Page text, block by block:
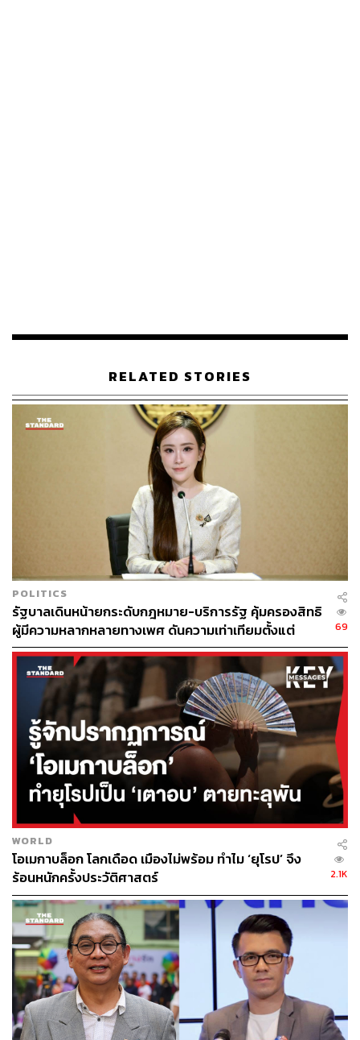
ไหว และเป็นประเด็นที่ได้เปลี่ยนแปลงไปของสังคม
และอาจส่งผลกระทบถึงนักเรียนที่มีความหลากหลายทางเพศ
ที่จะมีทัศนคติในแง่ลบต่อตัวเอง เกิดปมด้อย และสร้างความ
ตกต่ำด้านการเห็นคุณค่าในตัวเอง ด้วยคำคำนี้ถูกใช้โดย
บุคคลระดับผู้เป็นศาสนจารย์ และมีสมาคมผู้ปกครองและครู
รวมถึงโรงเรียนให้การรับรอง และสร้างความแตกแยกในหมู่
นักเรียนที่อาจนำไปสู่การกลั่นแกล้งคนที่แตกต่างหลากหลาย
โดยทางภาคีฯ ยังเรียกร้องให้โรงเรียนชี้แจงเหตุผล และที่มา
ที่ไปรวมถึงกระบวนการคิดในการจัดสัมมนาครั้งนี้ เพื่อความ
เข้าใจที่ถูกต้อง
ทั้งนี้ในแถลงการณ์ยังระบุด้วยว่า ก่อนหน้านี้ทางสถาบันดัง
กล่าวเคยจัดสัมมนาหัวข้อในประเด็นใกล้เคียงกันมาก่อน เช่น
‘เลี้ยงลูกอย่างไรให้เป็นผู้ชาย’ ซึ่งได้สร้างข้อกังขาในหมู่ผู้ที่
ทำงานด้านสิทธิมนุษยชนอย่างมากเกี่ยวกับแนวทางการ
ให้การศึกษาและทัศนคติของสถาบันเก่าแก่แห่งนี้
ด้านผู้อำนวยการโรงเรียนดังกล่าวได้ออกจดหมายขอแสดง
ความเสียใจต่อการจัดงานสัมมนาดังกล่าวแล้ว โดยยืนยันว่า
วัตถุประสงค์ของกิจกรรมนี้คือการแลกเปลี่ยนประสบการณ์
ในหัวข้อต่างๆ ร่วมกัน เพื่อสร้างลูกหลานของเราให้เป็นคนดี
รู้จักรัก เสียสละส่วนตนเพื่อส่วนรวม และเรียนรู้ในการพัฒนา
ลูกหลานให้ถูกทาง พร้อมให้สัญญาว่าจะพยายามไม่ให้เกิด
เหตุการณ์ที่จะนำไปสู่ความเข้าใจผิดเช่นนี้อีก
พิสูจน์อักษร: ลักษณ์นารา พักตร์เพียงจันทร์
TAGS: อัตลักษณ์ทางเพศ เพศวิถี
ความเบี่ยงเบนทางเพศ
ภาคีเครือข่ายสิทธิความหลากหลายทางเพศ
สิทธิมนุษยชน
การผลิตซ้ำความรุนแรง
LGBT
อคติทางเพศ
องค์การอนามัยโลก (WHO)
ศักดิ์ศรีความเป็นมนุษย์
ความหลากหลายทางเพศ
LGBTI
RELATED STORIES
POLITICS
รัฐบาลเดินหน้ายกระดับกฎหมาย-บริการรัฐ คุ้มครองสิทธิ
ผู้มีความหลากหลายทางเพศ ดันความเท่าเทียมตั้งแต่
หลักสูตรในห้องเรียนถึงที่ทำงาน
69
WORLD
โอเมกาบล็อก โลกเดือด เมืองไม่พร้อม ทำไม ‘ยุโรป’ จึง
ร้อนหนักครั้งประวัติศาสตร์
2.1K